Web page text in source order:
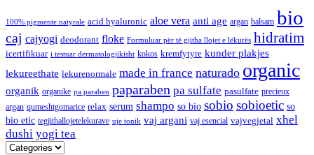
100% pigmente natyrale acid hyaluronic aloe vera anti age argan balsam bio
caj cajyogi deodorant floke Formuluar për të gjitha llojet e lëkurës hidratim
icertifikuar i testuar dermatologjikisht kokos kremfytyre kunder plakjes
lekureethate lekurenormale made in france naturado organic
organik organike pa paraben paparaben pa sulfate pasulfate precieux
argan qumeshtgomarice relax serum shampo so bio sobio sobioetic so
bio etic tegjithallojetelekurave uje tonik vaj argani vaj esencial vajvegjetal xhel
dushi yogi tea